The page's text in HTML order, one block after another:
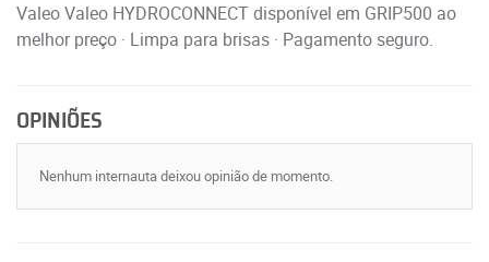
Valeo Valeo HYDROCONNECT disponível em GRIP500 ao
melhor preço · Limpa para brisas · Pagamento seguro.
OPINIÕES
Nenhum internauta deixou opinião de momento.